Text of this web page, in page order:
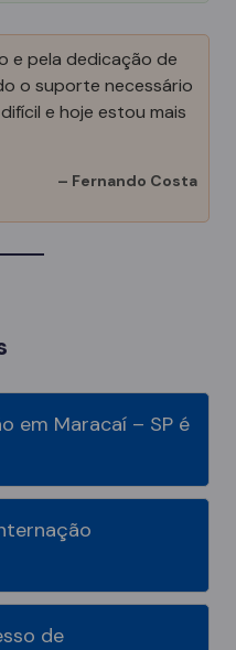
e pela dedicação de
o suporte necessário
e hoje estou mais
– Fernando Costa
em Maracaí – SP é
de